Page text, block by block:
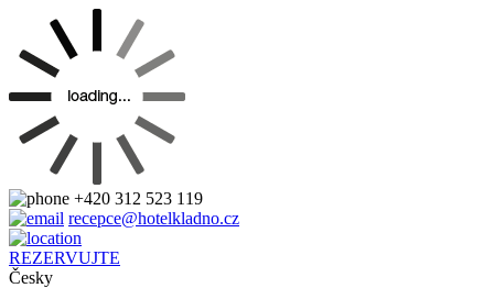
+420 312 523 119
recepce@hotelkladno.cz
REZERVUJTE
Česky